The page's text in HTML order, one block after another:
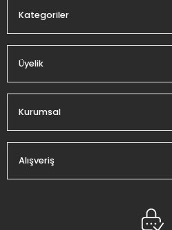
Kategoriler
Üyelik
Kurumsal
Alışveriş